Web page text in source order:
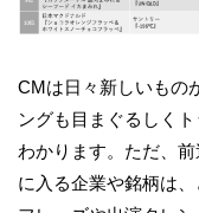
CMは日々新しいもの
ングも目まぐるしく
わかります。ただ、
に入る企業や銘柄は